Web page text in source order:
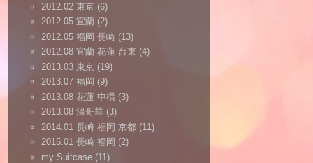
2012.02 東京 (6)
2012.05 宜蘭 (2)
2012.05 福岡 長崎 (13)
2012.08 宜蘭 花蓮 台東 (4)
2013.03 東京 (19)
2013.07 福岡 (9)
2013.08 花蓮 中橫 (3)
2013.08 溫哥華 (3)
2014.01 長崎 福岡 京都 (11)
2015.01 長崎 福岡 (2)
my Suitcase (11)